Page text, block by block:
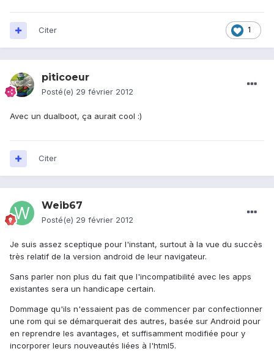
1
Citer
piticoeur
Posté(e) 29 février 2012
Avec un dualboot, ça aurait cool :)
Citer
Weib67
Posté(e) 29 février 2012
Je suis assez sceptique pour l'instant, surtout à la vue du succès
très relatif de la version android de leur navigateur.
Sans parler non plus du fait que l'incompatibilité avec les apps
existantes sera un handicape certain.
Dommage qu'ils n'essaient pas de commencer par confectionner
une rom qui se démarquerait des autres, basée sur Android pour
en reprendre les avantages, et suffisamment modifiée pour y
incorporer leurs nouveautés liées à l'html5.